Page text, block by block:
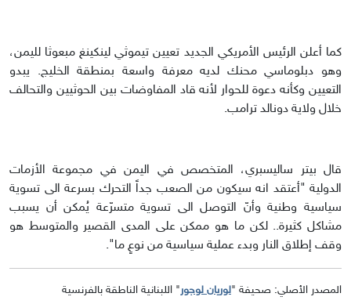
كما أعلن الرئيس الأمريكي الجديد تعيين تيموثي لينكينغ مبعوثا لليمن،
وهو دبلوماسي محنك لديه معرفة واسعة بمنطقة الخليج. يبدو
التعيين وكأنه دعوة للحوار لأنه قاد المفاوضات بين الحوثيين والتحالف
خلال ولاية دونالد ترامب.
قال بيتر ساليسبري، المتخصص في اليمن في مجموعة الأزمات
الدولية "أعتقد انه سيكون من الصعب جداً التحرك بسرعة الى تسوية
سياسية وطنية وأنّ التوصل الى تسوية متسرّعة يُمكن أن يسبب
مشاكل كثيرة.. لكن ما هو ممكن على المدى القصير والمتوسط هو
وقف إطلاق النار وبدء عملية سياسية من نوعٍ ما".
المصدر الأصلي: صحيفة "لوريان لوجور" اللبنانية الناطقة بالفرنسية